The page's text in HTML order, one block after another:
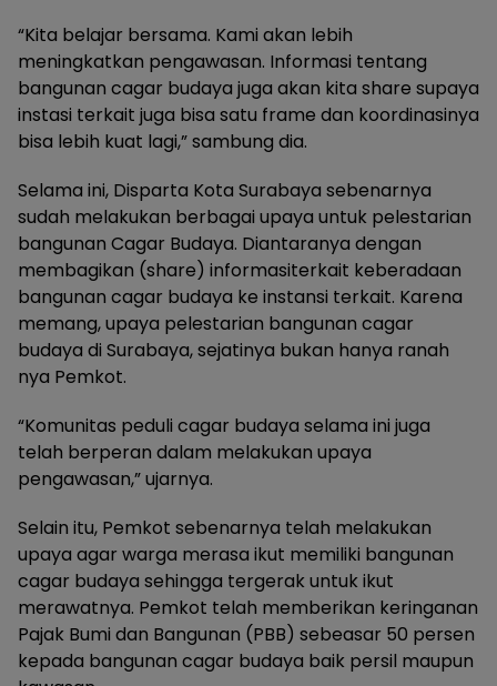
“Kita belajar bersama. Kami akan lebih
meningkatkan pengawasan. Informasi tentang
bangunan cagar budaya juga akan kita share supaya
instasi terkait juga bisa satu frame dan koordinasinya
bisa lebih kuat lagi,” sambung dia.
Selama ini, Disparta Kota Surabaya sebenarnya
sudah melakukan berbagai upaya untuk pelestarian
bangunan Cagar Budaya. Diantaranya dengan
membagikan (share) informasiterkait keberadaan
bangunan cagar budaya ke instansi terkait. Karena
memang, upaya pelestarian bangunan cagar
budaya di Surabaya, sejatinya bukan hanya ranah
nya Pemkot.
“Komunitas peduli cagar budaya selama ini juga
telah berperan dalam melakukan upaya
pengawasan,” ujarnya.
Selain itu, Pemkot sebenarnya telah melakukan
upaya agar warga merasa ikut memiliki bangunan
cagar budaya sehingga tergerak untuk ikut
merawatnya. Pemkot telah memberikan keringanan
Pajak Bumi dan Bangunan (PBB) sebeasar 50 persen
kepada bangunan cagar budaya baik persil maupun